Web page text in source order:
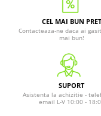
CEL MAI BUN PRET
Contacteaza-ne daca ai
mai bun!
SUPORT
Asistenta la achizitie -
email L-V 10:00 -